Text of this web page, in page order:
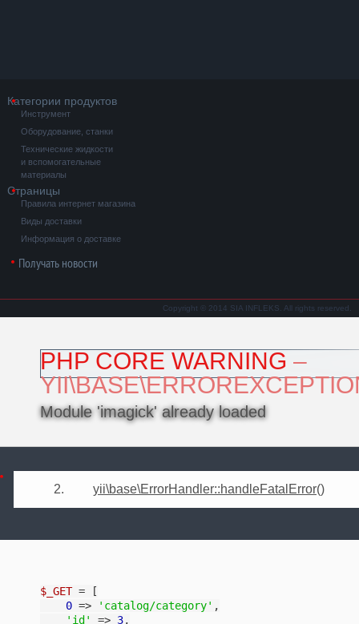
Категории продуктов
Инструмент
Оборудование, станки
Технические жидкости
и вспомогательные
материалы
Страницы
Правила интернет магазина
Виды доставки
Информация о доставке
Получать новости
Copyright © 2014 SIA INFLEKS. All rights reserved.
PHP CORE WARNING –
Module 'imagick' already loaded
2. yii\base\ErrorHandler::handleFatalError()
$_GET = [
0 => 'catalog/category' ,
'id'
=> 3,